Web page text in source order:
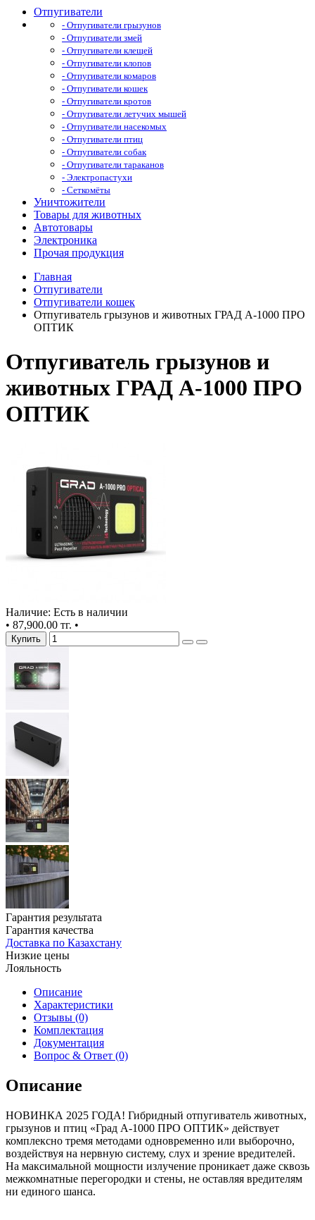
Отпугиватели
- Отпугиватели грызунов
- Отпугиватели змей
- Отпугиватели клещей
- Отпугиватели клопов
- Отпугиватели комаров
- Отпугиватели кошек
- Отпугиватели кротов
- Отпугиватели летучих мышей
- Отпугиватели насекомых
- Отпугиватели птиц
- Отпугиватели собак
- Отпугиватели тараканов
- Электропастухи
- Сеткомёты
Уничтожители
Товары для животных
Автотовары
Электроника
Прочая продукция
Главная
Отпугиватели
Отпугиватели кошек
Отпугиватель грызунов и животных ГРАД А-1000 ПРО
ОПТИК
Отпугиватель грызунов и
животных ГРАД А-1000 ПРО
ОПТИК
Наличие: Есть в наличии
• 87,900.00 тг. •
Купить
Гарантия результата
Гарантия качества
Доставка по Казахстану
Низкие цены
Лояльность
Описание
Характеристики
Отзывы (0)
Комплектация
Документация
Вопрос & Ответ (0)
Описание
НОВИНКА 2025 ГОДА! Гибридный отпугиватель животных,
грызунов и птиц «Град А-1000 ПРО ОПТИК» действует
комплексно тремя методами одновременно или выборочно,
воздействуя на нервную систему, слух и зрение вредителей.
На максимальной мощности излучение проникает даже сквозь
межкомнатные перегородки и стены, не оставляя вредителям
ни единого шанса.